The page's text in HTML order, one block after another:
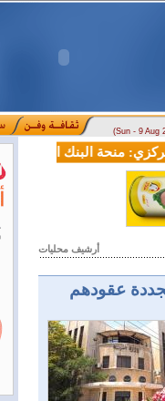
(Sun - 9 Aug
منحة البنك الدولي
أرشيف محليات
عقودهم